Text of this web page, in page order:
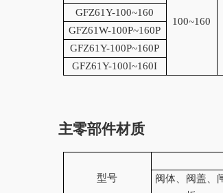
100~160
GFZ61Y-100~160
GFZ61W-100P~160P
GFZ61Y-100P~160P
GFZ61Y-100I~160I
主零部件材质
型号
阀体、阀盖、